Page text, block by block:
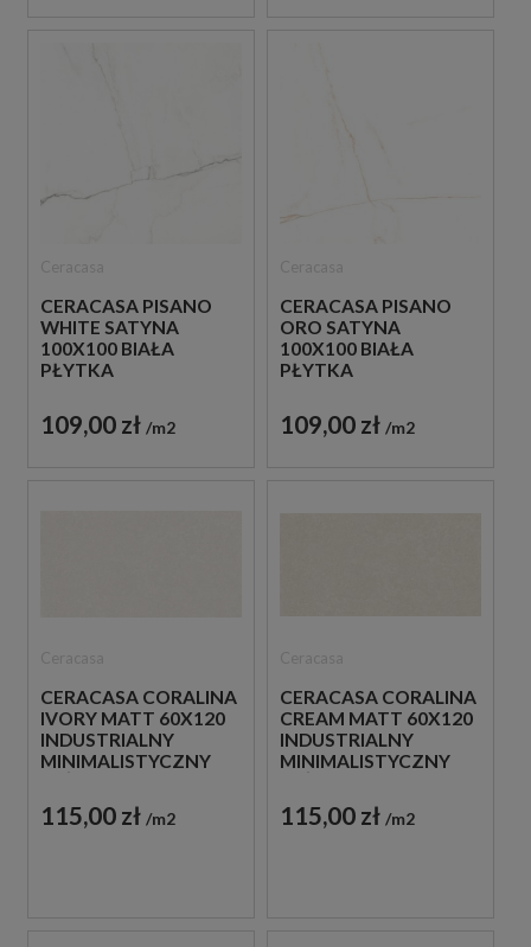
CERACASA PISANO
WHITE SATYNA
100X100 BIAŁA
PŁYTKA
109,00 zł m2
CERACASA PISANO
ORO SATYNA
100X100 BIAŁA
PŁYTKA
109,00 zł m2
CERACASA CORALINA
IVORY MATT 60X120
INDUSTRIALNY
MINIMALISTYCZNY
115,00 zł m2
CERACASA CORALINA
CREAM MATT 60X120
INDUSTRIALNY
MINIMALISTYCZNY
115,00 zł m2